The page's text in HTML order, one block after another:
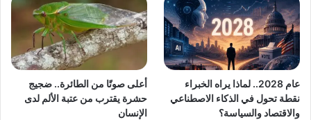
عام 2028.. لماذا يراه الخبراء
نقطة تحول في الذكاء الاصطناعي
والاقتصاد والسياسة؟
أعلى صوتًا من الطائرة.. ضجيج
حشرة يقترب من عتبة الألم لدى
الإنسان